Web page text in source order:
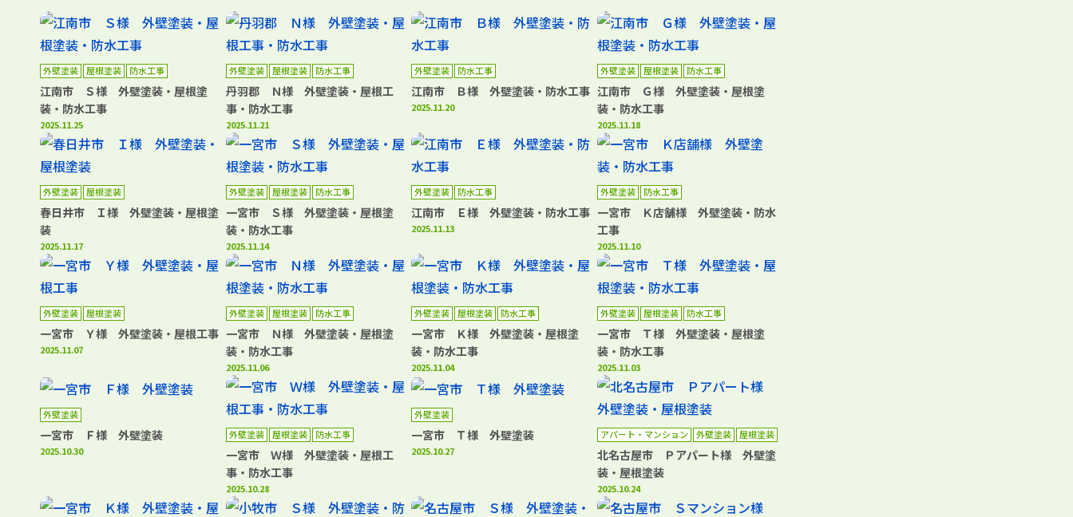
外壁塗装 屋根塗装 防水工事
江南市 Ｓ様 外壁塗装・屋根塗
装・防水工事
2025.11.25
外壁塗装 屋根塗装 防水工事
丹羽郡 Ｎ様 外壁塗装・屋根工
事・防水工事
2025.11.21
外壁塗装 防水工事
江南市 Ｂ様 外壁塗装・防水工事
2025.11.20
外壁塗装 屋根塗装 防水工事
江南市 Ｇ様 外壁塗装・屋根塗
装・防水工事
2025.11.18
外壁塗装 屋根塗装
春日井市 Ｉ様 外壁塗装・屋根塗
装
2025.11.17
外壁塗装 屋根塗装 防水工事
一宮市 Ｓ様 外壁塗装・屋根塗
装・防水工事
2025.11.14
外壁塗装 防水工事
江南市 Ｅ様 外壁塗装・防水工事
2025.11.13
外壁塗装 防水工事
一宮市 Ｋ店舗様 外壁塗装・防水
工事
2025.11.10
外壁塗装 屋根塗装
一宮市 Ｙ様 外壁塗装・屋根工事
2025.11.07
外壁塗装 屋根塗装 防水工事
一宮市 Ｎ様 外壁塗装・屋根塗
装・防水工事
2025.11.06
外壁塗装 屋根塗装 防水工事
一宮市 Ｋ様 外壁塗装・屋根塗
装・防水工事
2025.11.04
外壁塗装 屋根塗装 防水工事
一宮市 Ｔ様 外壁塗装・屋根塗
装・防水工事
2025.11.03
外壁塗装
一宮市 Ｆ様 外壁塗装
2025.10.30
外壁塗装 屋根塗装 防水工事
一宮市 Ｗ様 外壁塗装・屋根工
事・防水工事
2025.10.28
外壁塗装
一宮市 Ｔ様 外壁塗装
2025.10.27
アパート・マンション 外壁塗装
屋根塗装
防水工事
北名古屋市 Ｐアパート様 外壁塗
装・屋根塗装
2025.10.24